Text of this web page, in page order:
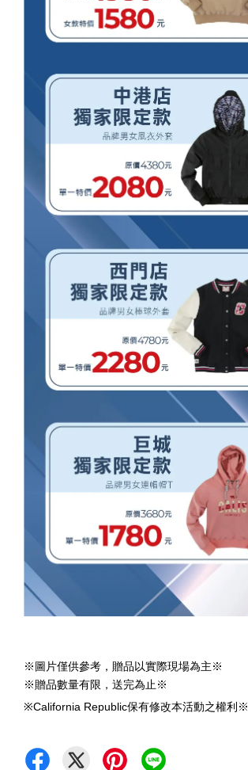
※圖片僅供參考，贈品以實際現場為主※
※贈品數量有限，送完為止※
※California Republic保有修改本活動之權利※